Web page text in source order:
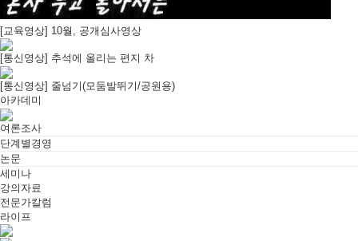
[교육영상] 10월, 공개심사영상
[통신영상] 추석에 올리는 편지 차
[통신영상] 줄넘기(모둠발뛰기/공원용)
아카데미
여론조사
단계별경영
논문
세미나
강의자료
전문가칼럼
라이프